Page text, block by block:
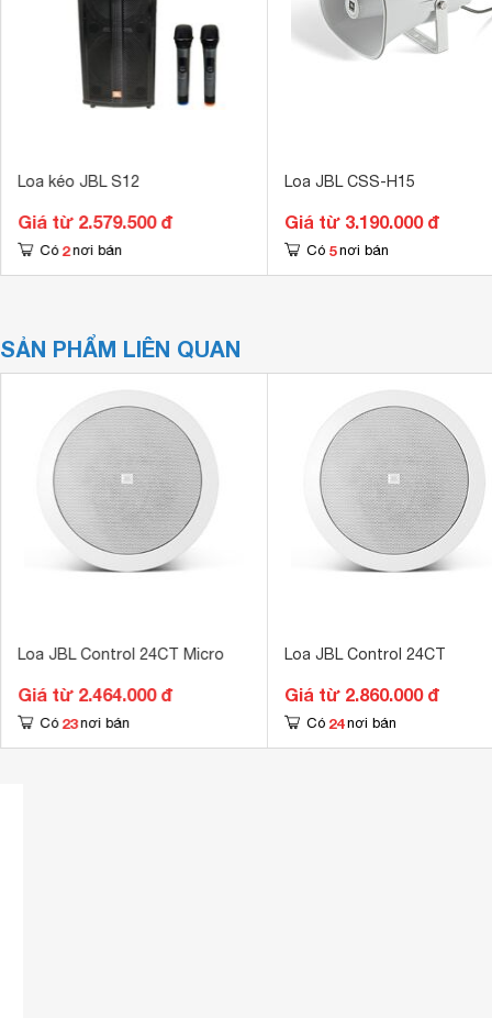
Loa kéo JBL S12
Giá từ 2.579.500 đ
Có 2 nơi bán
Loa JBL CSS-H15
Giá từ 3.190.000 đ
Có 5 nơi bán
SẢN PHẨM LIÊN QUAN
Loa JBL Control 24CT Micro
Giá từ 2.464.000 đ
Có 23 nơi bán
Loa JBL Control 24CT
Giá từ 2.860.000 đ
Có 24 nơi bán